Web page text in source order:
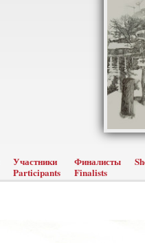
Участники
Participants
Финалисты
Finalists